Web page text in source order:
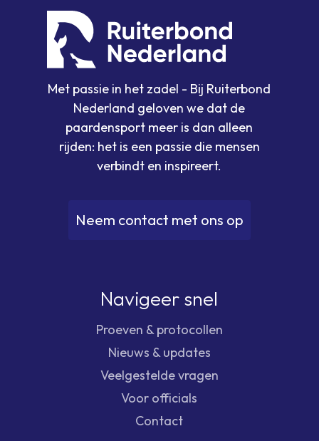
Met passie in het zadel - Bij Ruiterbond
Nederland geloven we dat de
paardensport meer is dan alleen
rijden: het is een passie die mensen
verbindt en inspireert.
Neem contact met ons op
Navigeer snel
Proeven & protocollen
Nieuws & updates
Veelgestelde vragen
Voor officials
Contact